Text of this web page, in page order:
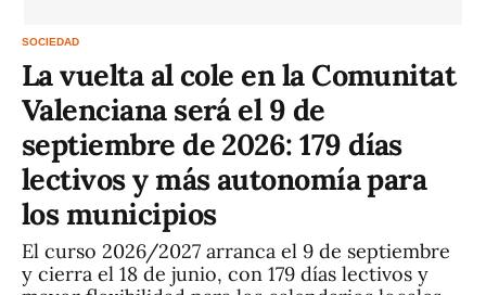
SOCIEDAD
La vuelta al cole en la Comunitat
Valenciana será el 9 de
septiembre de 2026: 179 días
lectivos y más autonomía para
los municipios
El curso 2026/2027 arranca el 9 de septiembre
y cierra el 18 de junio, con 179 días lectivos y